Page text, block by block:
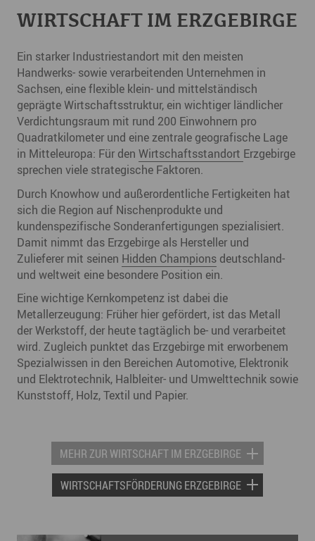
WIRTSCHAFT IM ERZGEBIRGE
Ein starker Industriestandort mit den meisten
Handwerks- sowie verarbeitenden Unternehmen in
Sachsen, eine flexible klein- und mittelständisch
geprägte Wirtschaftsstruktur, ein wichtiger ländlicher
Verdichtungsraum mit rund 200 Einwohnern pro
Quadratkilometer und eine zentrale geografische Lage
in Mitteleuropa: Für den Wirtschaftsstandort Erzgebirge
sprechen viele strategische Faktoren.
Durch Knowhow und außerordentliche Fertigkeiten hat
sich die Region auf Nischenprodukte und
kundenspezifische Sonderanfertigungen spezialisiert.
Damit nimmt das Erzgebirge als Hersteller und
Zulieferer mit seinen Hidden Champions deutschland-
und weltweit eine besondere Position ein.
Eine wichtige Kernkompetenz ist dabei die
Metallerzeugung: Früher hier gefördert, ist das Metall
der Werkstoff, der heute tagtäglich be- und verarbeitet
wird. Zugleich punktet das Erzgebirge mit erworbenem
Spezialwissen in den Bereichen Automotive, Elektronik
und Elektrotechnik, Halbleiter- und Umwelttechnik sowie
Kunststoff, Holz, Textil und Papier.
MEHR ZUR WIRTSCHAFT IM ERZGEBIRGE
WIRTSCHAFTSFÖRDERUNG ERZGEBIRGE